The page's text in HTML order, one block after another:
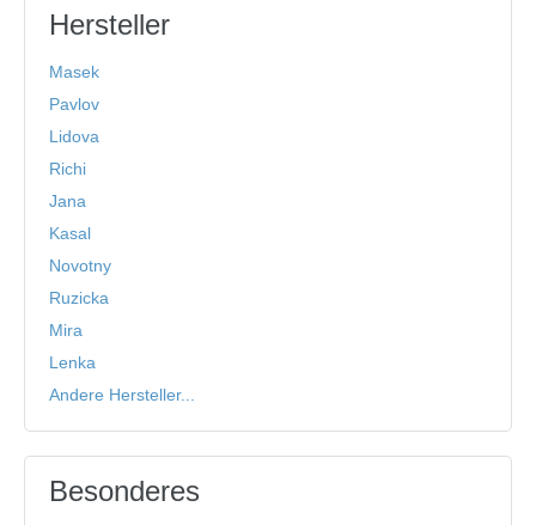
Hersteller
Masek
Pavlov
Lidova
Richi
Jana
Kasal
Novotny
Ruzicka
Mira
Lenka
Andere Hersteller...
Besonderes